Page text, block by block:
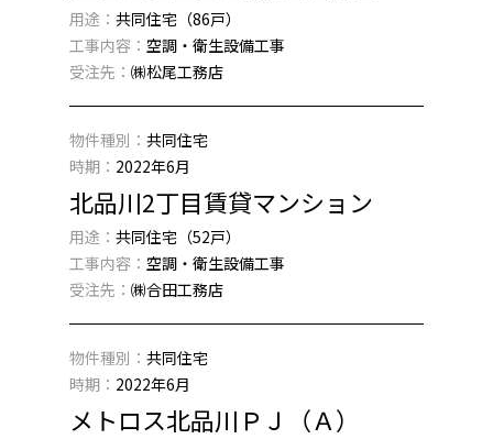
用途： 共同住宅（86戸）
工事内容： 空調・衛生設備工事
受注先： ㈱松尾工務店
物件種別： 共同住宅
時期： 2022年6月
北品川2丁目賃貸マンション
用途： 共同住宅（52戸）
工事内容： 空調・衛生設備工事
受注先： ㈱合田工務店
物件種別： 共同住宅
時期： 2022年6月
メトロス北品川ＰＪ（Ａ）